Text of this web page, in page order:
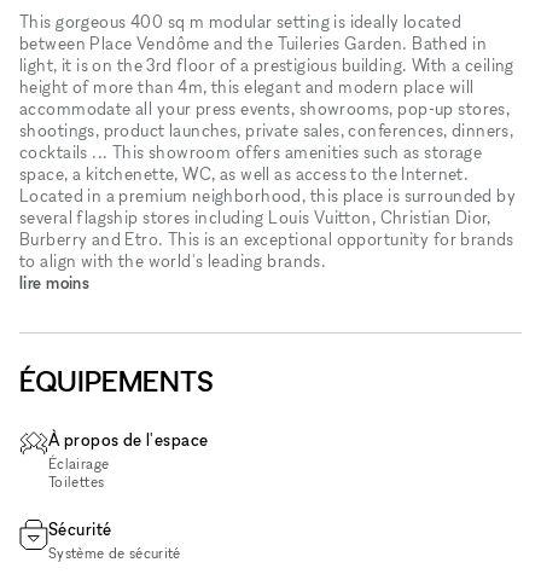
This gorgeous 400 sq m modular setting is ideally located
between Place Vendôme and the Tuileries Garden. Bathed in
light, it is on the 3rd floor of a prestigious building. With a ceiling
height of more than 4m, this elegant and modern place will
accommodate all your press events, showrooms, pop-up stores,
shootings, product launches, private sales, conferences, dinners,
cocktails ... This showroom offers amenities such as storage
space, a kitchenette, WC, as well as access to the Internet.
Located in a premium neighborhood, this place is surrounded by
several flagship stores including Louis Vuitton, Christian Dior,
Burberry and Etro. This is an exceptional opportunity for brands
to align with the world's leading brands.
lire moins
ÉQUIPEMENTS
À propos de l'espace
Éclairage
Toilettes
Sécurité
Système de sécurité